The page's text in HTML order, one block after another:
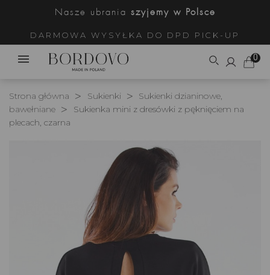
Nasze ubrania szyjemy w Polsce
DARMOWA WYSYŁKA DO DPD PICK-UP
0
Strona główna Sukienki
Sukienki dzianinowe,
bawełniane
Sukienka mini z dresówki z pęknięciem na
plecach, czarna